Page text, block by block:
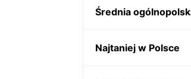
Średnia
Najtaniej w Polsce